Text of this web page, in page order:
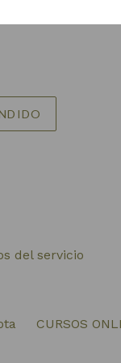
del servicio
CURSOS